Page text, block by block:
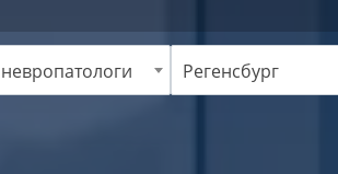
Регенсбург